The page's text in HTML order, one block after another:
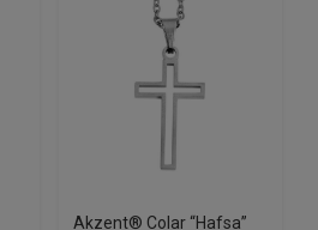
Akzent® Colar “Hafsa”